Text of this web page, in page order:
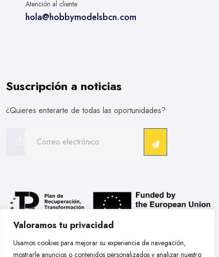
Valoramos tu privacidad
Usamos cookies para mejorar su experiencia de navegación,
mostrarle anuncios o contenidos personalizados y analizar nuestro
Atención al cliente
hola@hobbymodelsbcn.com
Suscripción a noticias
¿Quieres enterarte de todas las oportunidades?